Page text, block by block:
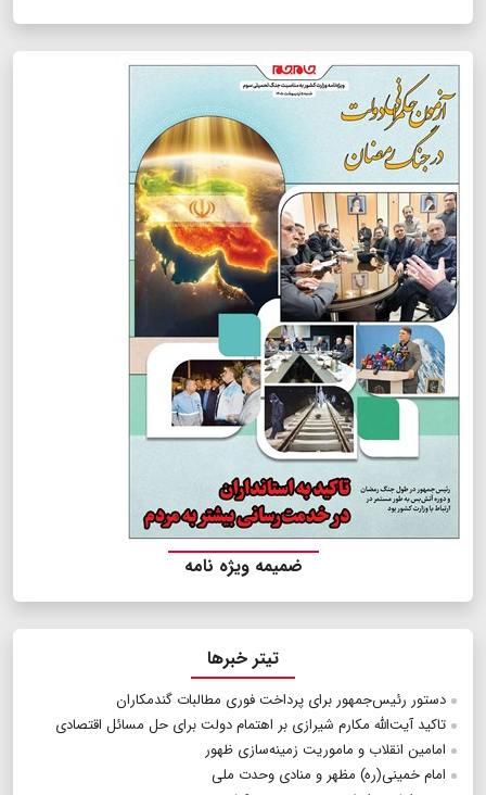
ضمیمه ویژه نامه
تیتر خبرها
دستور رئیس‌جمهور برای پرداخت فوری مطالبات گندمکاران
تاکید آیت‌الله مکارم شیرازی بر اهتمام دولت برای حل مسائل اقتصادی
امامین انقلاب و ماموریت زمینه‌سازی ظهور
امام خمینی(ره) مظهر و منادی وحدت ملی